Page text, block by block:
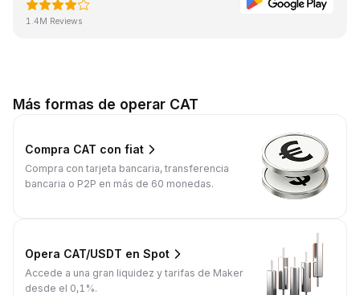
1.4M Reviews
Más formas de operar CAT
Compra CAT con fiat
Compra con tarjeta bancaria, transferencia
bancaria o P2P en más de 60 monedas.
Opera CAT/USDT en Spot
Accede a una gran liquidez y tarifas de Maker
desde el 0,1%.